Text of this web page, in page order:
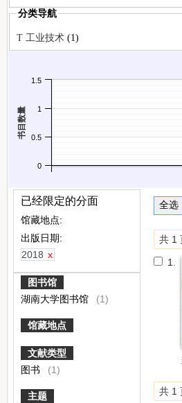
分类导航
T 工业技术(1)
书目数量
0
0.5
1
1.5
已经限定的分面
馆藏地点:
出版日期:
2018 x
图书馆
湖南大学图书馆
(1)
馆藏地点
文献类型
图书
(1)
主题
共 1
1.
共 1